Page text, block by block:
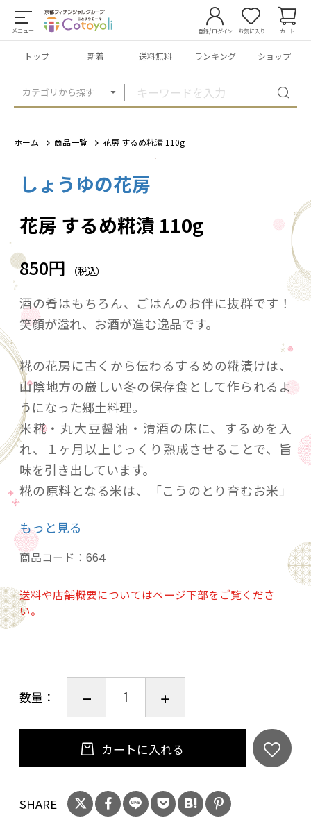
メニュー
カテゴリから探す
登録/ログイン お気に入り カート
トップ 新着 送料無料 ランキング ショップ
ホーム 商品一覧 花房 するめ糀漬 110g
しょうゆの花房
花房 するめ糀漬 110g
850円 （税込）
酒の肴はもちろん、ごはんのお伴に抜群です！
笑顔が溢れ、お酒が進む逸品です。
糀の花房に古くから伝わるするめの糀漬けは、
山陰地方の厳しい冬の保存食として作られるよ
うになった郷土料理。
米糀・丸大豆醤油・清酒の床に、するめを入
れ、１ヶ月以上じっくり熟成させることで、旨
味を引き出しています。
糀の原料となる米は、「こうのとり育むお米」
砂糖やみりんを使用していないのに、優しい甘
さがあるのは、米本来の旨味なのです。
コウノトリの郷、兵庫県豊岡市からお届けしま
す。
北海道産の肉厚するめを使用し、糀がするめの
旨味を引き出しています。
●するめ糀漬
原材料：米こうじ(兵庫県但馬産米100%使用)､
む)､清酒､唐辛子
もっと見る
商品コード： 664
送料や店舗概要についてはページ下部をご覧くださ
い。
数量：
カートに入れる
SHARE